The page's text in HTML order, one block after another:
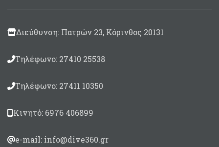
Διεύθυνση: Πατρών 23, Κόρινθος 20131
Τηλέφωνο: 27410 25538
Τηλέφωνο: 27411 10350
Κινητό: 6976 406899
e-mail: info@dive360.gr